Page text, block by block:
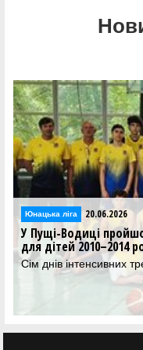
Юнацька ліга 20.06.2026
У Пущі-Водиці
для дітей 2010–2014
Сім днів інтенсивних